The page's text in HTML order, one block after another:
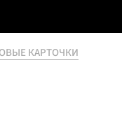
КАРТОЧКИ